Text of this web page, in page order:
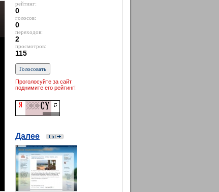
рейтинг:
0
голосов:
0
переходов:
2
просмотров:
115
Проголосуйте за сайт
поднимите его рейтинг!
Далее